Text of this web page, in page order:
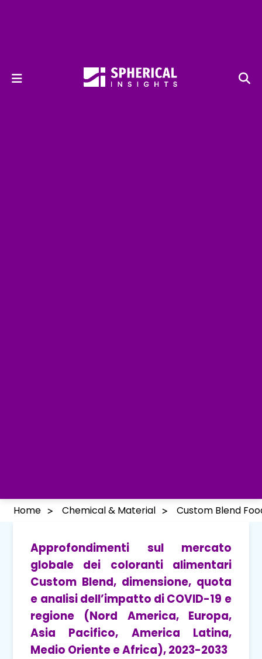
Home Chemical & Material Custom Blend
Approfondimenti sul mercato
globale dei coloranti alimentari
Custom Blend, dimensione, quota
e analisi dell’impatto di COVID-19 e
regione (Nord America, Europa,
Asia Pacifico, America Latina,
Medio Oriente e Africa), 2023-2033